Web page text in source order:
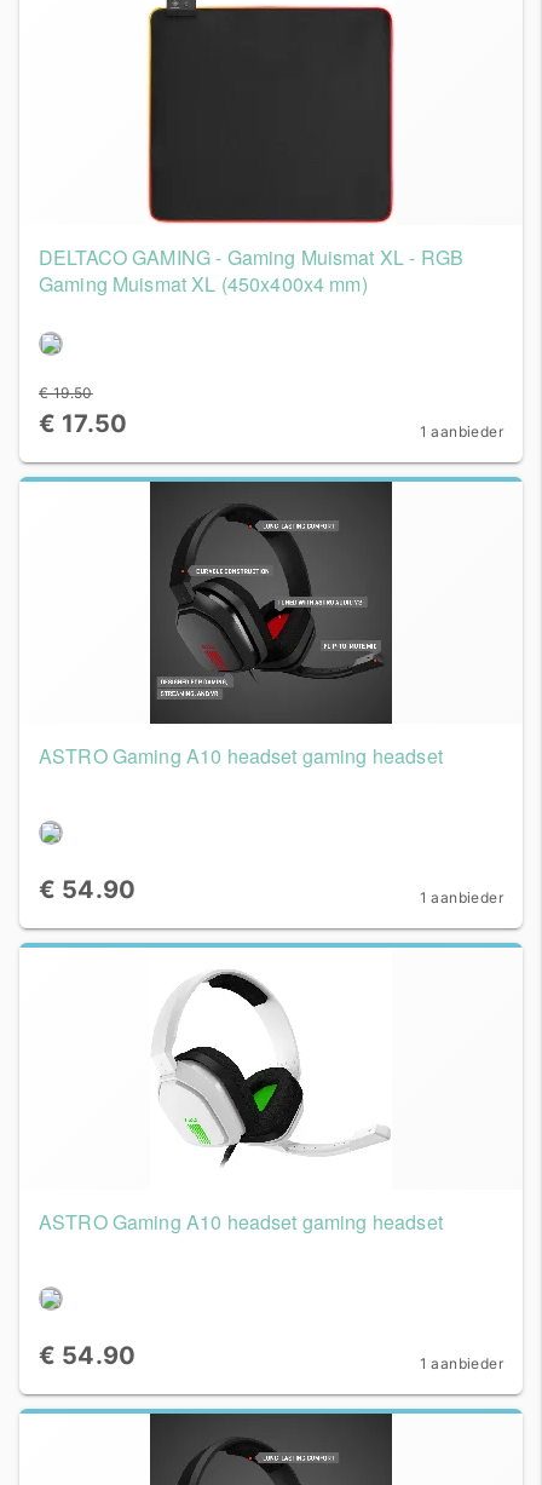
DELTACO GAMING - Gaming Muismat XL - RGB
Gaming Muismat XL (450x400x4 mm)
€ 19.50
€ 17.50 1 aanbieder
ASTRO Gaming A10 headset gaming headset
€ 54.90 1 aanbieder
ASTRO Gaming A10 headset gaming headset
€ 54.90 1 aanbieder